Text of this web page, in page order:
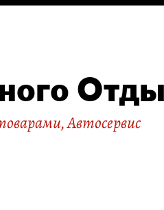
,Автосервис